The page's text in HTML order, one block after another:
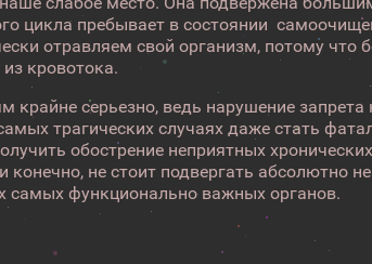
цикла пребывает в состоянии
отравляем свой организм, потому что
кровотока.
крайне серьезно, ведь нарушение запрета
трагических случаях даже стать
обострение неприятных хронических
конечно, не стоит подвергать абсолютно
самых функционально важных органов.